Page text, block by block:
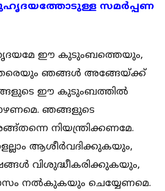
സമര്‍പ്പണ
ഈ കുടുംബത്തെയും,
ഞങ്ങള്‍ അങ്ങേയ്ക്ക്
ഈ കുടുംബത്തില്‍
ഞങ്ങളുടെ
നിയന്ത്രിക്കണമേ.
ആശീര്‍വദിക്കുകയും,
വിശുദ്ധീകരിക്കുകയും,
നല്‍കുകയും ചെയ്യേണമെ.